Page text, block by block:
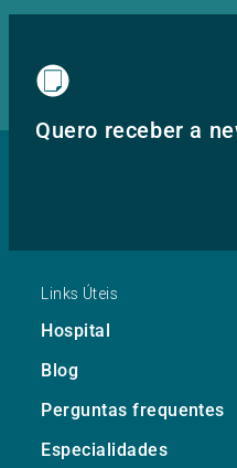
Quero receber a
Links Úteis
Hospital
Blog
Perguntas frequentes
Especialidades